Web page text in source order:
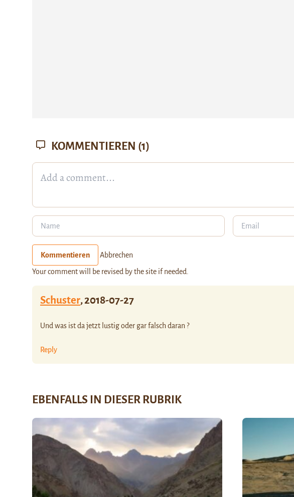
KOMMENTIEREN (1)
Kommentieren Abbrechen
Your comment will be revised by the site if needed.
Schuster,2018-07-27
Und was ist da jetzt lustig oder gar falsch daran ?
Reply
EBENFALLS IN DIESER RUBRIK